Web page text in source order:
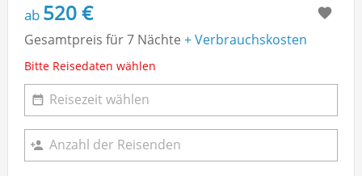
ab 520 €
Gesamtpreis für 7 Nächte + Verbrauchskosten
Bitte Reisedaten wählen